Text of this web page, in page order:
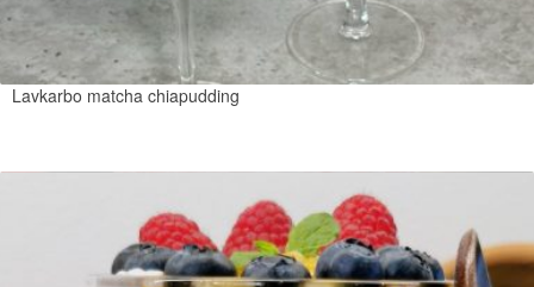
Lavkarbo matcha chiapudding